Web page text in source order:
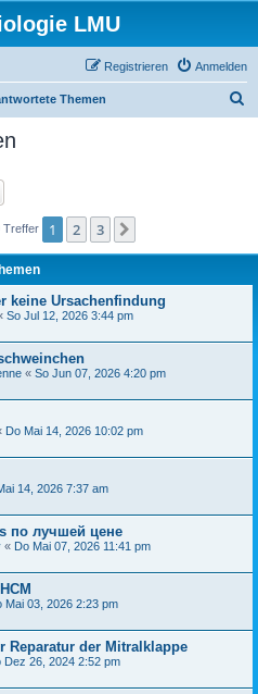
LMU
Anmelden
Registrieren
Themen
Treffer 1 2 3
keine Ursachenfindung
So Jul 12, 2026 3:44 pm
« So Jun 07, 2026 4:20 pm
Do Mai 14, 2026 10:02 pm
14, 2026 7:37 am
по лучшей цене
« Do Mai 07, 2026 11:41 pm
Mai 03, 2026 2:23 pm
Reparatur der Mitralklappe
Dez 26, 2024 2:52 pm